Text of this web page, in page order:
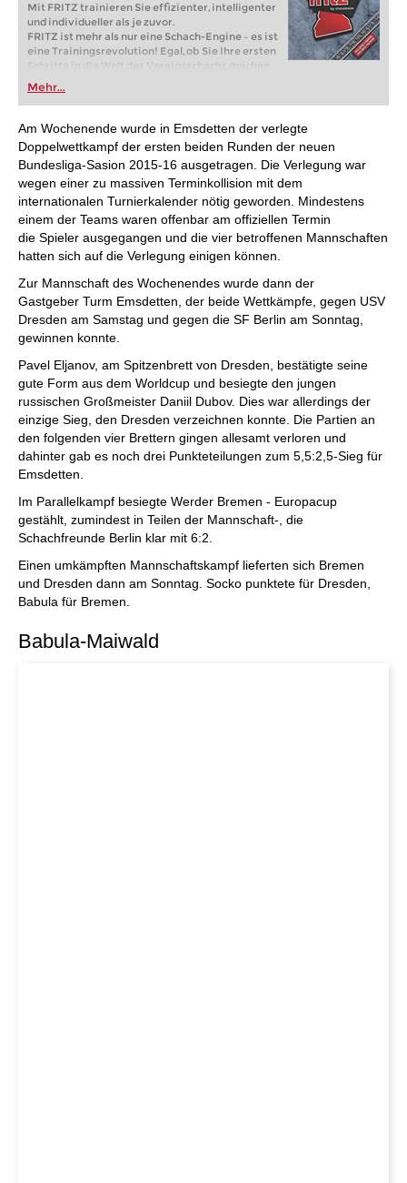
Mit FRITZ trainieren Sie effizienter, intelligenter
und individueller als je zuvor.
FRITZ ist mehr als nur eine Schach-Engine – es ist
eine Trainingsrevolution! Egal, ob Sie Ihre ersten
Schritte in die Welt des Vereinsschachs machen
oder bereits auf Turnierniveau spielen: Mit
FRITZ trainieren Sie effizienter, intelligenter und
individueller als je zuvor.
Mehr...
Am Wochenende wurde in Emsdetten der verlegte
Doppelwettkampf der ersten beiden Runden der neuen
Bundesliga-Sasion 2015-16 ausgetragen. Die Verlegung war
wegen einer zu massiven Terminkollision mit dem
internationalen Turnierkalender nötig geworden. Mindestens
einem der Teams waren offenbar am offiziellen Termin
die Spieler ausgegangen und die vier betroffenen Mannschaften
hatten sich auf die Verlegung einigen können.
Zur Mannschaft des Wochenendes wurde dann der
Gastgeber Turm Emsdetten, der beide Wettkämpfe, gegen USV
Dresden am Samstag und gegen die SF Berlin am Sonntag,
gewinnen konnte.
Pavel Eljanov, am Spitzenbrett von Dresden, bestätigte seine
gute Form aus dem Worldcup und besiegte den jungen
russischen Großmeister Daniil Dubov. Dies war allerdings der
einzige Sieg, den Dresden verzeichnen konnte. Die Partien an
den folgenden vier Brettern gingen allesamt verloren und
dahinter gab es noch drei Punkteteilungen zum 5,5:2,5-Sieg für
Emsdetten.
Im Parallelkampf besiegte Werder Bremen - Europacup
gestählt, zumindest in Teilen der Mannschaft-, die
Schachfreunde Berlin klar mit 6:2.
Einen umkämpften Mannschaftskampf lieferten sich Bremen
und Dresden dann am Sonntag. Socko punktete für Dresden,
Babula für Bremen.
Babula-Maiwald